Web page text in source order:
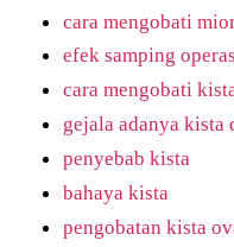
cara mengobati
efek samping
cara mengobati
gejala adanya kista
penyebab kista
bahaya kista
pengobatan kista